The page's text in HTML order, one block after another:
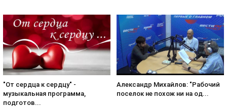
"От сердца к сердцу" -
музыкальная программа,
подготов...
Александр Михайлов: "Рабочий
поселок не похож ни на од...